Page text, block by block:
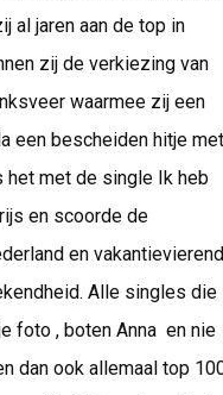
al jaren aan de top in
zij de verkiezing van
waarmee zij een
een bescheiden hitje met
het met de single Ik heb
en scoorde de
en vakantievierend
Alle singles die
, boten Anna  en nie
dan ook allemaal top